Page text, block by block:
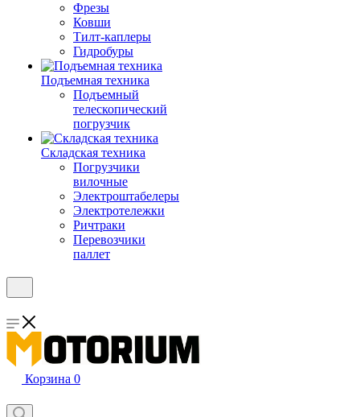
Фрезы
Ковши
Тилт-каплеры
Гидробуры
Подъемная техника
Подъемный
телескопический
погрузчик
Складская техника
Погрузчики
вилочные
Электроштабелеры
Электротележки
Ричтраки
Перевозчики
паллет
Корзина 0